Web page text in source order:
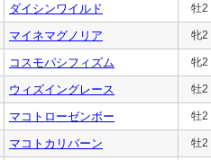
ダイシンワイルド 牡2
マイネマグノリア 牝2
コスモパシフィズム 牝2
ウィズイングレース 牡2
マコトローゼンボー 牡2
マコトカリバーン 牡2